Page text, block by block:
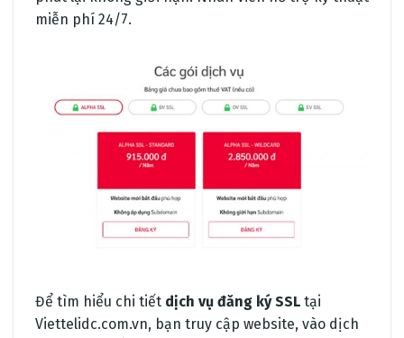
miễn phí 24/7.
Để tìm hiểu chi tiết dịch vụ đăng ký SSL tại
Viettelidc.com.vn, bạn truy cập website, vào dịch